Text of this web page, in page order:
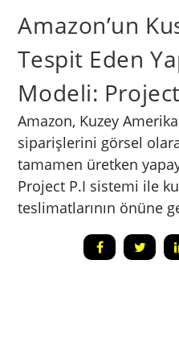
Amazon’un
Tespit Eden
Modeli:
Amazon, Kuzey
siparişlerini görsel
tamamen üretken
Project P.I sistemi ile
teslimatlarının önüne